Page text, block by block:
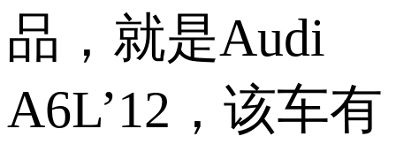
品，就是Audi
A6L’12，该车有